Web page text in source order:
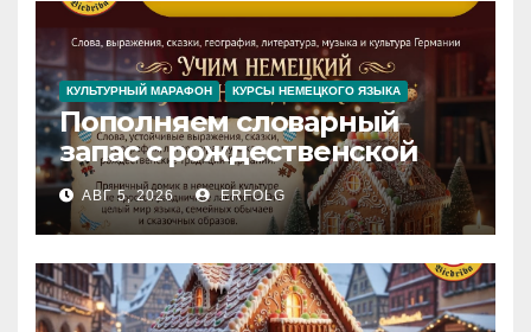
Inspiration
КУЛЬТУРНЫЙ МАРАФОН КУРСЫ НЕМЕЦКОГО ЯЗЫКА
Пополняем словарный
запас с рождественской
сказкой! Учим немецкий
вместе с Lebkuchenhaus
АВГ 5, 2026 ERFOLG